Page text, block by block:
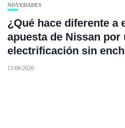
NOVEDADES
¿Qué hace diferente a
apuesta de Nissan por
electrificación sin
11/06/2026